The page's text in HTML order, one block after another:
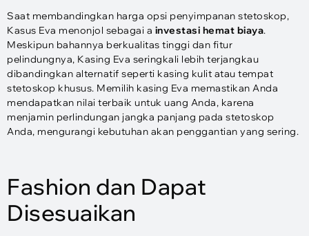
Saat membandingkan harga opsi penyimpanan stetoskop,
Kasus Eva menonjol sebagai a investasi hemat biaya.
Meskipun bahannya berkualitas tinggi dan fitur
pelindungnya, Kasing Eva seringkali lebih terjangkau
dibandingkan alternatif seperti kasing kulit atau tempat
stetoskop khusus. Memilih kasing Eva memastikan Anda
mendapatkan nilai terbaik untuk uang Anda, karena
menjamin perlindungan jangka panjang pada stetoskop
Anda, mengurangi kebutuhan akan penggantian yang sering.
Fashion dan Dapat
Disesuaikan